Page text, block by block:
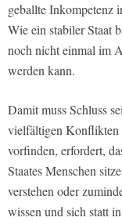
geballte Inkompetenz
Wie ein stabiler Staat
noch nicht einmal im
werden kann.
Damit muss Schluss
vielfältigen Konflikten
vorfinden, erfordert,
Staates Menschen
verstehen oder
wissen und sich statt